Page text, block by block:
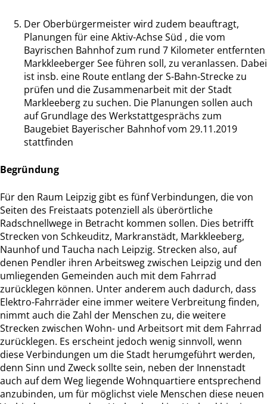
Der Oberbürgermeister wird zudem beauftragt,
Planungen für eine Aktiv-Achse Süd , die vom
Bayrischen Bahnhof zum rund 7 Kilometer entfernten
Markkleeberger See führen soll, zu veranlassen. Dabei
ist insb. eine Route entlang der S-Bahn-Strecke zu
prüfen und die Zusammenarbeit mit der Stadt
Markleeberg zu suchen. Die Planungen sollen auch
auf Grundlage des Werkstattgesprächs zum
Baugebiet Bayerischer Bahnhof vom 29.11.2019
stattfinden
Begründung
Für den Raum Leipzig gibt es fünf Verbindungen, die von
Seiten des Freistaats potenziell als überörtliche
Radschnellwege in Betracht kommen sollen. Dies betrifft
Strecken von Schkeuditz, Markranstädt, Markkleeberg,
Naunhof und Taucha nach Leipzig. Strecken also, auf
denen Pendler ihren Arbeitsweg zwischen Leipzig und den
umliegenden Gemeinden auch mit dem Fahrrad
zurücklegen können. Unter anderem auch dadurch, dass
Elektro-Fahrräder eine immer weitere Verbreitung finden,
nimmt auch die Zahl der Menschen zu, die weitere
Strecken zwischen Wohn- und Arbeitsort mit dem Fahrrad
zurücklegen. Es erscheint jedoch wenig sinnvoll, wenn
diese Verbindungen um die Stadt herumgeführt werden,
denn Sinn und Zweck sollte sein, neben der Innenstadt
auch auf dem Weg liegende Wohnquartiere entsprechend
anzubinden, um für möglichst viele Menschen diese neuen